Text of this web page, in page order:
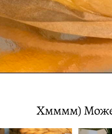
Хмммм)